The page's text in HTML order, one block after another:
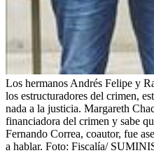
Los hermanos Andrés Felipe y
los estructuradores del crimen,
nada a la justicia. Margareth
financiadora del crimen y sabe
Fernando Correa, coautor, fue
a hablar. Foto: Fiscalía/